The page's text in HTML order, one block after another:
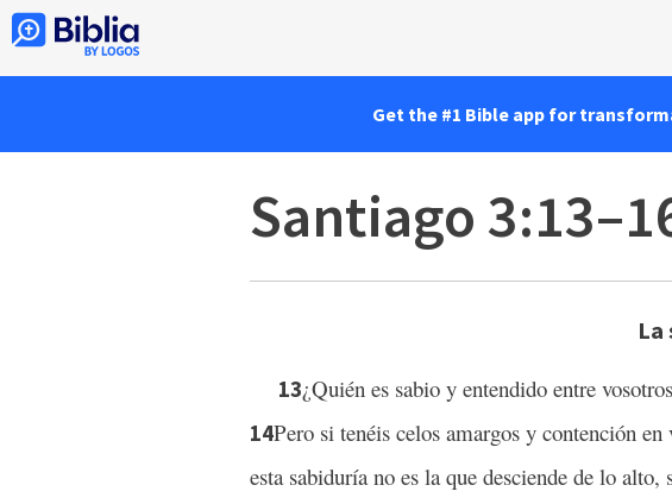
Get the #1 Bible app for
Santiago
La
13¿Quién es sabio y entendido entre
14Pero si tenéis celos amargos y contención
esta sabiduría no es la que desciende de lo